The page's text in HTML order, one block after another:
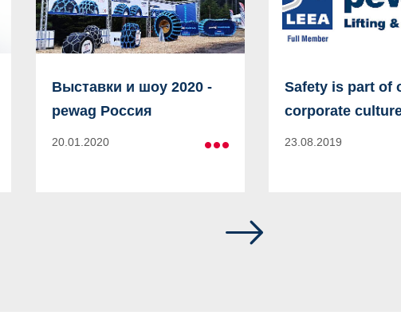
Выставки и шоу 2020 -
pewag Россия
20.01.2020
Safety is part of
corporate
23.08.2019
Все